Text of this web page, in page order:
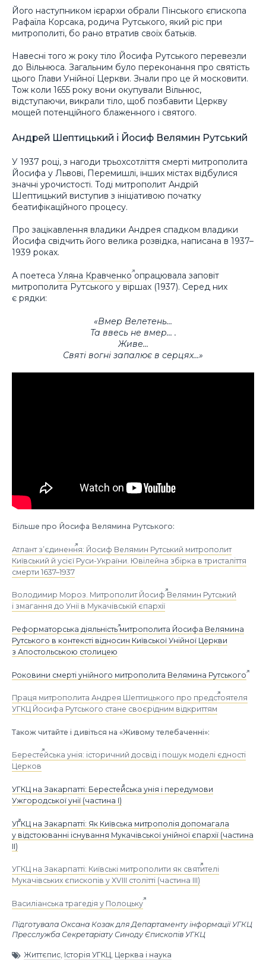
Його наступником ієрархи обрали Пінського єпископа
Рафаїла Корсака, родича Рутського, який ріс при
митрополиті, бо рано втратив своїх батьків.
Навесні того ж року тіло Йосифа Рутського перевезли
до Вільнюса. Загальним було переконання про святість
цього Глави Унійної Церкви. Знали про це й московити.
Тож коли 1655 року вони окупували Вільнюс,
відступаючи, викрали тіло, щоб позбавити Церкву
мощей потенційного блаженного і святого.
Андрей Шептицький і Йосиф Велямин Рутський
У 1937 році, з нагоди трьохсотліття смерті митрополита
Йосифа у Львові, Перемишлі, інших містах відбулися
значні урочистості. Тоді митрополит Андрій
Шептицький виступив з ініціативою початку
беатифікаційного процесу.
Про зацікавлення владики Андрея спадком владики
Йосифа свідчить його велика розвідка, написана в 1937–
1939 роках.
А поетеса Уляна Кравченкоопрацювала заповіт
митрополита Рутського у віршах (1937). Серед них
є рядки:
«Вмер Велетень…
Та ввесь не вмер… .
Живе…
Святі вогні запалює в серцях…»
Більше про Йосифа Велямина Рутського:
Атлант з’єдинення: Йосиф Велямин Рутський митрополит
Київський й усієї Руси-України. Ювілейна збірка в тристаліття
смерти 1637–1937
Володимир Мороз. Митрополит Йосиф Велямин Рутський
і змагання до Унії в Мукачівській єпархії
Реформаторська діяльність митрополита Йосифа Велямина
Рутського в контексті відносин Київської Унійної Церкви
з Апостольською столицею
Роковини смерті унійного митрополита Велямина Рутського
Праця митрополита Андрея Шептицького про предстоятеля
УГКЦ Йосифа Рутського стане своєрідним відкриттям
Також читайте і дивіться на «Живому телебаченні»:
Берестейська унія: історичний досвід і пошук моделі єдності
Церков
УГКЦ на Закарпатті: Берестейська унія і передумови
Ужгородської унії (частина І)
УГКЦ на Закарпатті: Як Київська митрополія допомагала
у відстоюванні існування Мукачівської унійної єпархії (частина
ІІ)
УГКЦ на Закарпатті: Київські митрополити як святителі
Мукачівських єпископів у XVIII столітті (частина ІІІ)
Василіанська трагедія у Полоцьку
Підготувала Оксана Козак для Департаменту інформації УГКЦ
Пресслужба Секретаріату Синоду Єпископів УГКЦ
Життєпис, Історія УГКЦ, Церква і наука